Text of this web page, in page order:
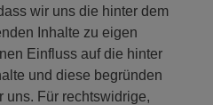
wir uns die hinter dem
Inhalte zu eigen
Einfluss auf die hinter
und diese begründen
uns. Für rechtswidrige,